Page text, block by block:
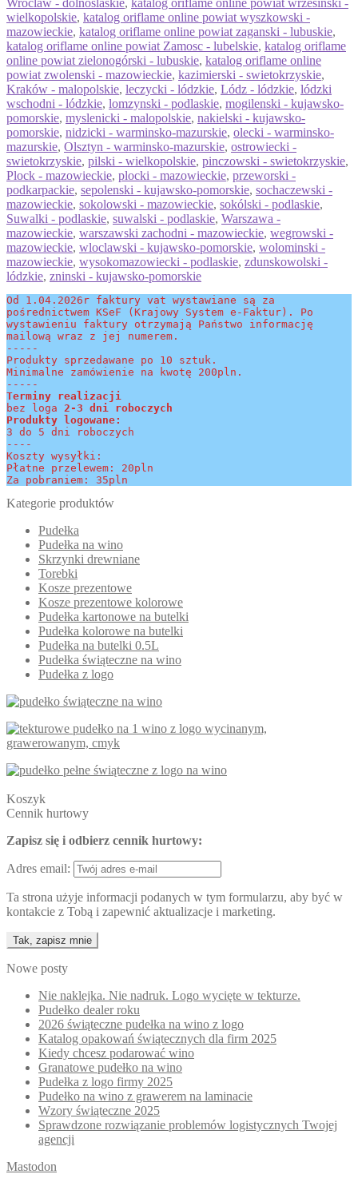
Wroclaw - dolnoslaskie, katalog oriflame online powiat wrzesinski -
wielkopolskie, katalog oriflame online powiat wyszkowski -
mazowieckie, katalog oriflame online powiat zaganski - lubuskie,
katalog oriflame online powiat Zamosc - lubelskie, katalog oriflame
online powiat zielonogórski - lubuskie, katalog oriflame online
powiat zwolenski - mazowieckie, kazimierski - swietokrzyskie,
Kraków - malopolskie, leczycki - lódzkie, Lódz - lódzkie, lódzki
wschodni - lódzkie, lomzynski - podlaskie, mogilenski - kujawsko-
pomorskie, myslenicki - malopolskie, nakielski - kujawsko-
pomorskie, nidzicki - warminsko-mazurskie, olecki - warminsko-
mazurskie, Olsztyn - warminsko-mazurskie, ostrowiecki -
swietokrzyskie, pilski - wielkopolskie, pinczowski - swietokrzyskie,
Plock - mazowieckie, plocki - mazowieckie, przeworski -
podkarpackie, sepolenski - kujawsko-pomorskie, sochaczewski -
mazowieckie, sokolowski - mazowieckie, sokólski - podlaskie,
Suwalki - podlaskie, suwalski - podlaskie, Warszawa -
mazowieckie, warszawski zachodni - mazowieckie, wegrowski -
mazowieckie, wloclawski - kujawsko-pomorskie, wolominski -
mazowieckie, wysokomazowiecki - podlaskie, zdunskowolski -
lódzkie, zninski - kujawsko-pomorskie
Od 1.04.2026r faktury vat wystawiane są za
pośrednictwem KSeF (Krajowy System e-Faktur). Po
wystawieniu faktury otrzymają Państwo informację
mailową wraz z jej numerem.
-----
Produkty sprzedawane po 10 sztuk.
Minimalne zamówienie na kwotę 200pln.
-----
Terminy realizacji
bez loga 2-3 dni roboczych
Produkty logowane:
3 do 5 dni roboczych
----
Koszty wysyłki:
Płatne przelewem: 20pln
Za pobraniem: 35pln
Kategorie produktów
Pudełka
Pudełka na wino
Skrzynki drewniane
Torebki
Kosze prezentowe
Kosze prezentowe kolorowe
Pudełka kartonowe na butelki
Pudełka kolorowe na butelki
Pudełka na butelki 0.5L
Pudełka świąteczne na wino
Pudełka z logo
Koszyk
Cennik hurtowy
Zapisz się i odbierz cennik hurtowy:
Adres email:
Ta strona użyje informacji podanych w tym formularzu, aby być w
kontakcie z Tobą i zapewnić aktualizacje i marketing.
Nowe posty
Nie naklejka. Nie nadruk. Logo wycięte w tekturze.
Pudełko dealer roku
2026 świąteczne pudełka na wino z logo
Katalog opakowań świątecznych dla firm 2025
Kiedy chcesz podarować wino
Granatowe pudełko na wino
Pudełka z logo firmy 2025
Pudełko na wino z grawerem na laminacie
Wzory świąteczne 2025
Sprawdzone rozwiązanie problemów logistycznych Twojej
agencji
Mastodon